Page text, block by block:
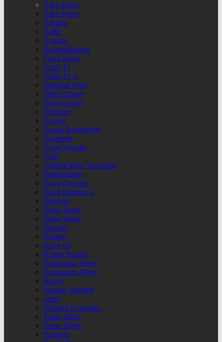
Altın Detay
Altın Detay
Altınlar
AMP
Ayarlar
Beğendiklerim
Canlı Borsa
Canlı Tv
Canlı Tv 2
Deneme Page
Döviz Detay
Döviz Detay
Dövizler
Eczane
Favori İçeriklerim
Gazeteler
Genel Ayarlar
Giriş
Günlük Burç Yorumları
Hakkımızda
Hava Durumu
Hava Durumu 2
Header4
Hisse Detay
Hisse Detay
Hisseler
İletişim
Kayıt Ol
Kripto Paralar
Kriptopara Detay
Kriptopara Detay
Künye
Namaz Vakitleri
nnbil
Nöbetçi Eczaneler
Parite Detay
Parite Detay
Pariteler